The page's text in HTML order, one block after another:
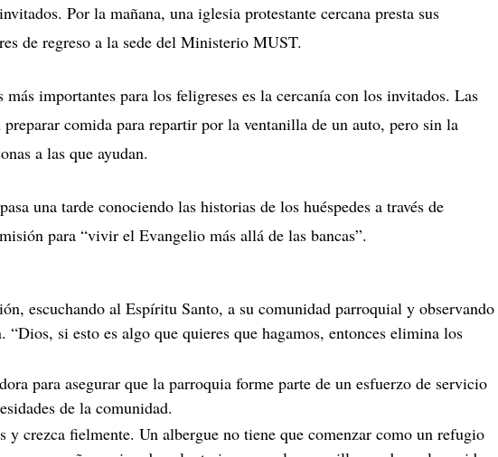
Por la mañana, una iglesia protestante cercana presta sus
de regreso a la sede del Ministerio MUST.
importantes para los feligreses es la cercanía con los invitados. Las
preparar comida para repartir por la ventanilla de un auto, pero sin la
a las que ayudan.
una tarde conociendo las historias de los huéspedes a través de
para “vivir el Evangelio más allá de las bancas”.
escuchando al Espíritu Santo, a su comunidad parroquial y observando
“Dios, si esto es algo que quieres que hagamos, entonces elimina los
para asegurar que la parroquia forme parte de un esfuerzo de servicio
de la comunidad.
y crezca fielmente. Un albergue no tiene que comenzar como un refugio